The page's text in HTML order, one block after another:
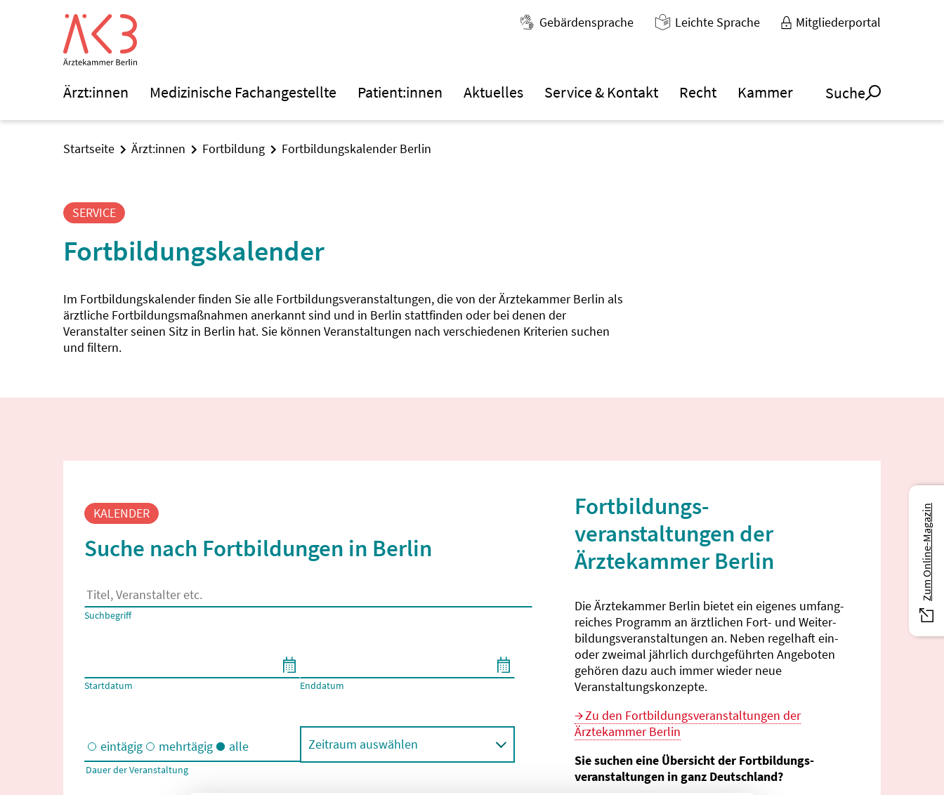
Gebärdensprache Leichte Sprache Mitgliederportal
Ärzt:innen Medizinische Fachangestellte Patient:innen Aktuelles Service & Kontakt Recht Kammer Suche
Startseite Ärzt:innen Fortbildung Fortbildungskalender Berlin
SERVICE
Fortbildungskalender
Im Fortbildungskalender finden Sie alle Fortbildungsveranstaltungen, die von der Ärztekammer Berlin als
ärztliche Fortbildungsmaßnahmen anerkannt sind und in Berlin stattfinden oder bei denen der
Veranstalter seinen Sitz in Berlin hat. Sie können Veranstaltungen nach verschiedenen Kriterien suchen
und filtern.
KALENDER
Suche nach Fortbildungen in Berlin
Es erscheinen Suchvorschläge, wenn mindestens 2 Zeichen eingegeben wurden.
Suchbegriff
Startdatum Enddatum
Eintägige und/oder mehrtägige Veranstaltungen
eintägig mehrtägig alle
Dauer der Veranstaltung
Zeitraum auswählen
Fortbildungs­
veranstaltungen der
Ärztekammer Berlin
Die Ärztekammer Berlin bietet ein eigenes umfang­
reiches Programm an ärztlichen Fort- und Weiter­
bildungs­veranstaltungen an. Neben regelhaft ein-
oder zweimal jährlich durch­geführten Angeboten
gehören dazu auch immer wieder neue
Veranstaltungs­konzepte.
Zu den Fortbildungs­veranstaltungen der
Ärztekammer Berlin
Sie suchen eine Übersicht der Fortbildungs­
veranstaltungen in ganz Deutschland?
Zum Online-Magazin